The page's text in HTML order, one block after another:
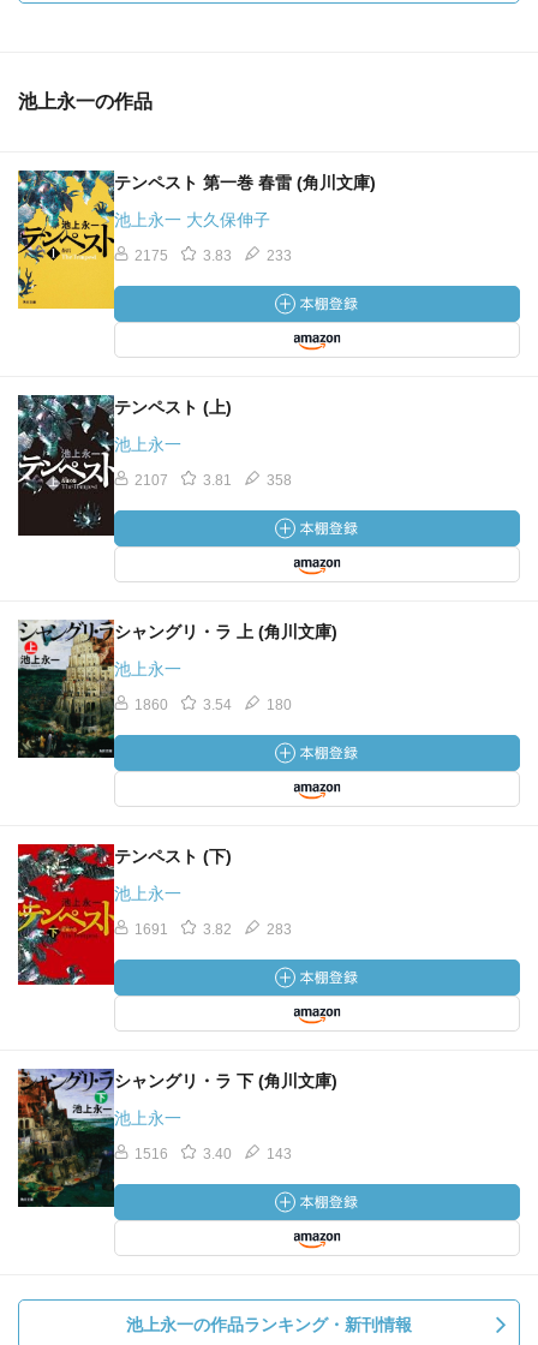
池上永一の作品
テンペスト 第一巻 春雷 (角川文庫)
池上永一 大久保伸子
2175 3.83 233
テンペスト (上)
池上永一
2107 3.81 358
シャングリ・ラ 上 (角川文庫)
池上永一
1860 3.54 180
テンペスト (下)
池上永一
1691 3.82 283
シャングリ・ラ 下 (角川文庫)
池上永一
1516 3.40 143
池上永一の作品ランキング・新刊情報